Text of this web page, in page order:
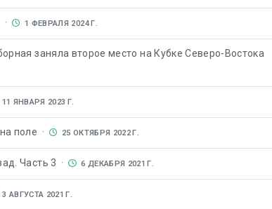
· 1 ФЕВРАЛЯ 2024 Г.
заняла второе место на Кубке Северо-Востока
ЯНВАРЯ 2023 Г.
поле · 25 ОКТЯБРЯ 2022 Г.
Часть 3 · 6 ДЕКАБРЯ 2021 Г.
АВГУСТА 2021 Г.